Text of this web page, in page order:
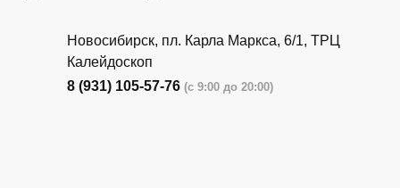
Новосибирск, пл. Карла Маркса, 6/1, ТРЦ
Калейдоскоп
8 (931) 105-57-76 (с 9:00 до 20:00)